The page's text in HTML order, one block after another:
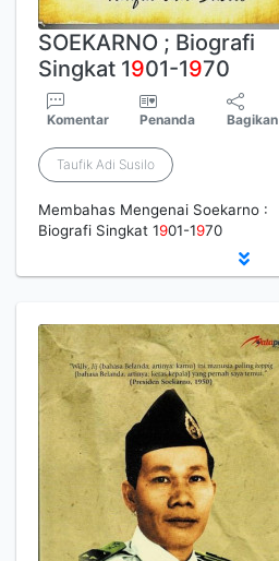
SOEKARNO ; Biografi
Singkat 1901-1970
Komentar Penanda Bagikan
Taufik Adi Susilo
Membahas Mengenai Soekarno :
Biografi Singkat 1901-1970